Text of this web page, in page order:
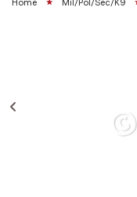
Home Mil/Pol/Sec/K9